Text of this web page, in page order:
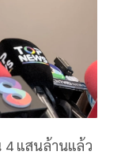
4 แสนล้านแล้ว